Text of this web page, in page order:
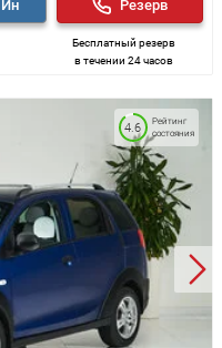
Бесплатный резерв
в течении 24 часов
Резерв
Рейтинг
состояния
4.6